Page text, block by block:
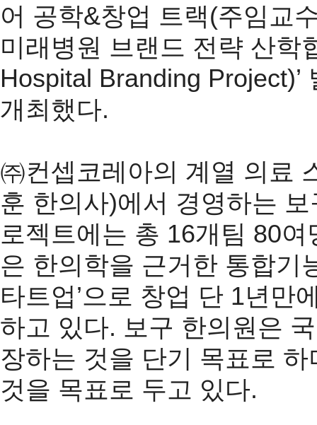
어 공학&창업 트랙(주임교
미래병원 브랜드 전략 산학
Hospital Branding
개최했다.
㈜컨셉코레아의 계열 의료
훈 한의사)에서 경영하는
로젝트에는 총 16개팀 80
은 한의학을 근거한 통합기
타트업’으로 창업 단 1년만
하고 있다. 보구 한의원은
장하는 것을 단기 목표로
것을 목표로 두고 있다.